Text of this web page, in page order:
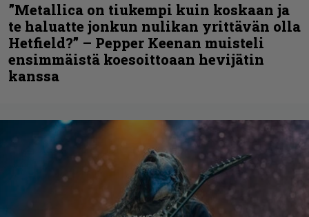
”Metallica on tiukempi kuin koskaan ja
te haluatte jonkun nulikan yrittävän olla
Hetfield?” – Pepper Keenan muisteli
ensimmäistä koesoittoaan hevijätin
kanssa